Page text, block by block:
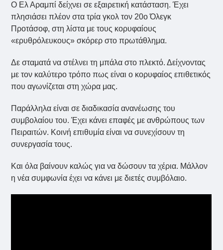
Ο Ελ Αραμπί δείχνει σε εξαιρετική κατάσταση. Έχει
πλησιάσει πλέον στα τρία γκολ τον 20ο Όλεγκ
Προτάσοφ, στη λίστα με τους κορυφαίους
«ερυθρόλευκους» σκόρερ στο πρωτάθλημα.
Δε σταματά να στέλνει τη μπάλα στο πλεκτό. Δείχνοντας
με τον καλύτερο τρόπο πως είναι ο κορυφαίος επιθετικός
που αγωνίζεται στη χώρα μας.
Παράλληλα είναι σε διαδικασία ανανέωσης του
συμβολαίου του. Έχει κάνει επαφές με ανθρώπους των
Πειραιτών. Κοινή επιθυμία είναι να συνεχίσουν τη
συνεργασία τους.
Και όλα βαίνουν καλώς για να δώσουν τα χέρια. Μάλλον
η νέα συμφωνία έχει να κάνει με διετές συμβόλαιο.